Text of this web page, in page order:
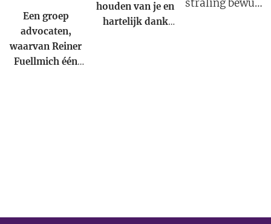
Een groep
advocaten,
waarvan Reiner
Fuellmich één
houden van je en
hartelijk dank
straling bewust